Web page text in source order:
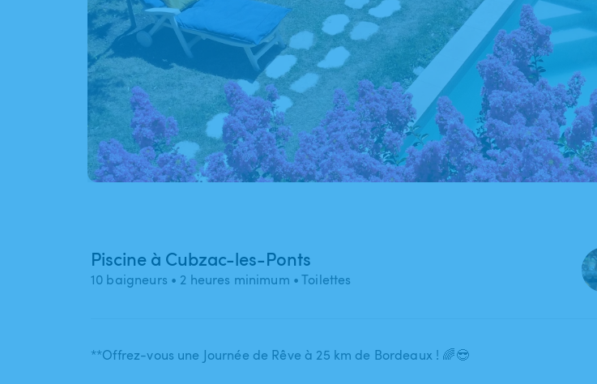
Piscine à Cubzac-les-Ponts
10 baigneurs • 2 heures minimum • Toilettes
**Offrez-vous une Journée de Rêve à 25 km de Bordeaux ! 🌈😎